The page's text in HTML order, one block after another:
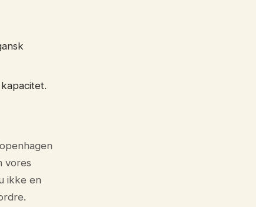
vores
ikke en